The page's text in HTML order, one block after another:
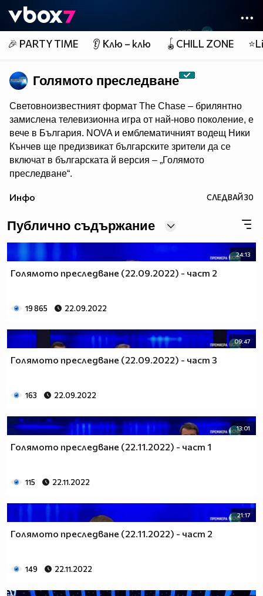
👾
🎉 PARTY TIME 👂 Клю – клю 🪀CHILL ZONE
Голямото преследване
Световноизвестният формат The Chase – брилянтно
замислена телевизионна игра от най-ново поколение, e
вече в България. NOVA и емблематичният водещ Ники
Кънчев ще предизвикат българските зрители да се
включат в българската й версия – „Голямото
преследване“.
ще бъде издигнато в култ, а Ники Кънчев ще запознае
Инфо СЛЕДВАЙ30
Публично съдържание
24:13
Голямото преследване (22.09.2022) - част 2
19 865 22.09.2022
09:47
Голямото преследване (22.09.2022) - част 3
163 22.09.2022
13:01
Голямото преследване (22.11.2022) - част 1
115 22.11.2022
21:17
Голямото преследване (22.11.2022) - част 2
149 22.11.2022